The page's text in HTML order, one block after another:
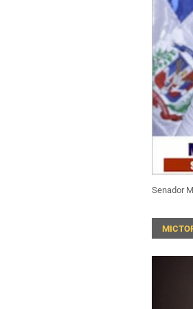
Senador